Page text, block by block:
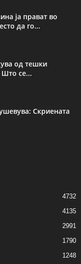
ја прават во
да го...
од тешки
Што се...
Скриената
4732
4135
2991
1790
1248